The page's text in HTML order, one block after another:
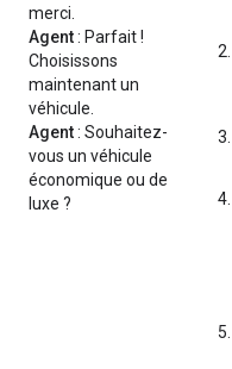
merci.
Agent: Parfait !
Choisissons
maintenant un
véhicule.
Agent: Souhaitez-
vous un véhicule
économique ou de
luxe ?